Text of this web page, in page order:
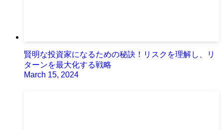
賢明な投資家になるための秘訣！リスクを理解し、リ
ターンを最大化する戦略
March 15, 2024